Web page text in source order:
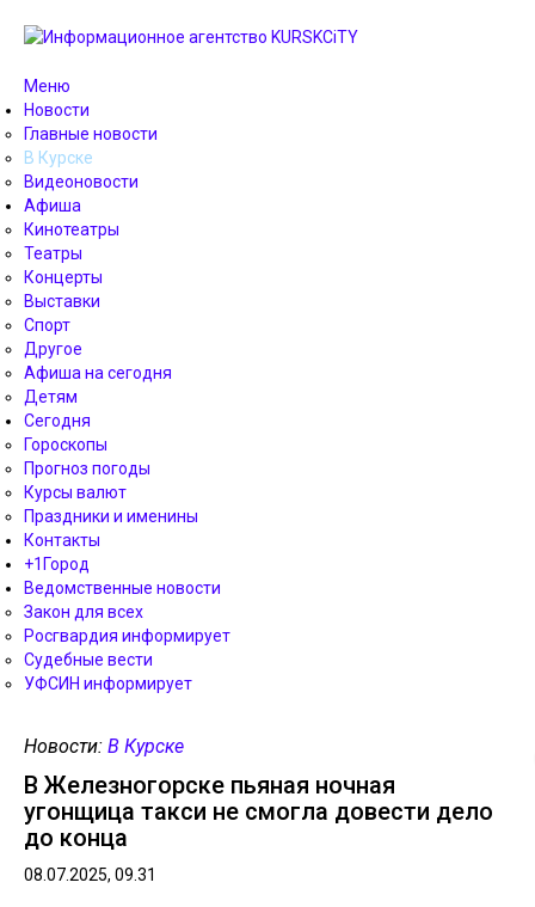
Меню
Новости
Главные новости
В Курске
Видеоновости
Афиша
Кинотеатры
Театры
Концерты
Выставки
Спорт
Другое
Афиша на сегодня
Детям
Сегодня
Гороскопы
Прогноз погоды
Курсы валют
Праздники и именины
Контакты
+1Город
Ведомственные новости
Закон для всех
Росгвардия информирует
Судебные вести
УФСИН информирует
Новости: В Курске
В Железногорске пьяная ночная
угонщица такси не смогла довести дело
до конца
08.07.2025, 09.31